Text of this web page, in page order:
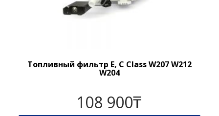
Топливный фильтр E, C Class W207 W212
W204
108 900₸